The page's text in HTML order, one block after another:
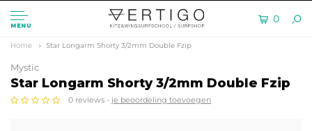
MENU
0
Home Star Longarm Shorty 3/2mm Double Fzip
Mystic
Star Longarm Shorty 3/2mm Double Fzip
0 reviews - je beoordeling toevoegen